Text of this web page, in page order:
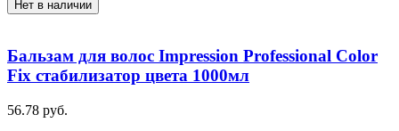
Нет в наличии
Бальзам для волос Impression Professional Color
Fix стабилизатор цвета 1000мл
56.78 руб.